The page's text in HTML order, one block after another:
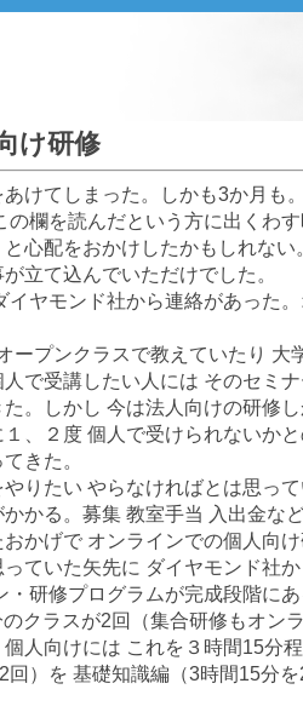
け研修
けてしまった。しかも3か月も
の欄を読んだという方に出くわ
心配をおかけしたかもしれな
立て込んでいただけでした。
イヤモンド社から連絡があった
ープンクラスで教えていたり
で受講したい人には そのセミ
。しかし 今は法人向けの研修
、２度 個人で受けられないか
きた。
りたい やらなければとは思っ
かる。募集 教室手当 入出金な
かげで オンラインでの個人向
ていた矢先に ダイヤモンド社
・研修プログラムが完成段階に
クラスが2回（集合研修もオン
人向けには これを３時間15分
回）を 基礎知識編（3時間15分